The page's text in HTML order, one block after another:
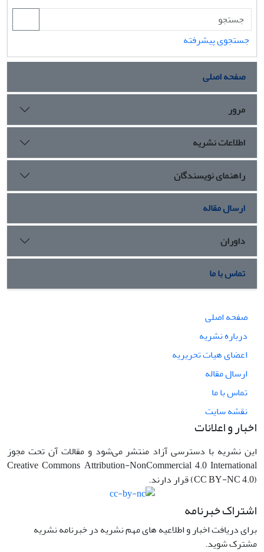
جستجوی پیشرفته
صفحه اصلی
مرور
اطلاعات نشریه
راهنمای نویسندگان
ارسال مقاله
داوران
تماس با ما
صفحه اصلی
درباره نشریه
اعضای هیات تحریریه
ارسال مقاله
تماس با ما
نقشه سایت
اخبار و اعلانات
این نشریه با دسترسی آزاد منتشر می‌شود و مقالات آن تحت مجوز
Creative Commons Attribution-NonCommercial 4.0 International
(CC BY-NC 4.0) قرار دارند.
اشتراک خبرنامه
برای دریافت اخبار و اطلاعیه های مهم نشریه در خبرنامه نشریه
مشترک شوید.